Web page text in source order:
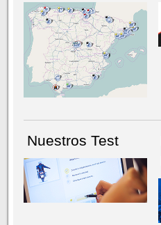
NÚMERO ACTUALHEMEROTECA
Nuestros Test